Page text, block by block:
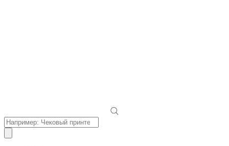
Поиск
товаров